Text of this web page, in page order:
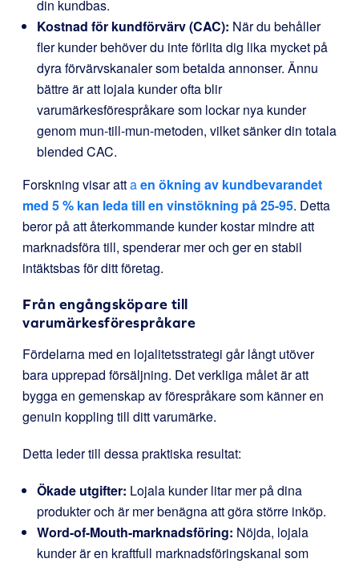
din kundbas.
Kostnad för kundförvärv (CAC): När du behåller
fler kunder behöver du inte förlita dig lika mycket på
dyra förvärvskanaler som betalda annonser. Ännu
bättre är att lojala kunder ofta blir
varumärkesförespråkare som lockar nya kunder
genom mun-till-mun-metoden, vilket sänker din totala
blended CAC.
Forskning visar attaen ökning av kundbevarandet
med 5 % kan leda till en vinstökning på 25-95. Detta
beror på att återkommande kunder kostar mindre att
marknadsföra till, spenderar mer och ger en stabil
intäktsbas för ditt företag.
Från engångsköpare till
varumärkesförespråkare
Fördelarna med en lojalitetsstrategi går långt utöver
bara upprepad försäljning. Det verkliga målet är att
bygga en gemenskap av förespråkare som känner en
genuin koppling till ditt varumärke.
Detta leder till dessa praktiska resultat:
Ökade utgifter: Lojala kunder litar mer på dina
produkter och är mer benägna att göra större inköp.
Word-of-Mouth-marknadsföring: Nöjda, lojala
kunder är en kraftfull marknadsföringskanal som